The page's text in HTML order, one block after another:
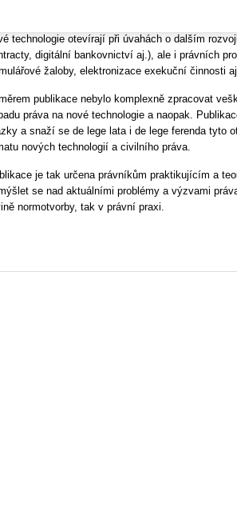
aktuálních otázek, jež analyzuje, a které v
ochrana spotřebitele na internetu,
technologie otevírají při úvahách o dalším
digitální bankovnictví aj.), ale i právních
žaloby, elektronizace exekuční činnosti
publikace nebylo komplexně zpracovat
práva na nové technologie a naopak.
a snaží se de lege lata i de lege ferenda tyto
nových technologií a civilního práva.
je tak určena právníkům praktikujícím a
se nad aktuálními problémy a výzvami
normotvorby, tak v právní praxi.